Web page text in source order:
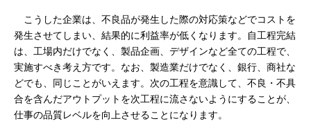
こうした企業は、不良品が発生した際の対応策などでコストを
発生させてしまい、結果的に利益率が低くなります。自工程完結
は、工場内だけでなく、製品企画、デザインなど全ての工程で、
実施すべき考え方です。なお、製造業だけでなく、銀行、商社な
どでも、同じことがいえます。次の工程を意識して、不良・不具
合を含んだアウトプットを次工程に流さないようにすることが、
仕事の品質レベルを向上させることになります。